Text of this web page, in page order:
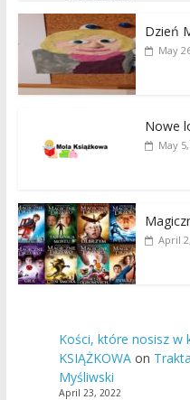
Dzień
May
Nowe
May
April
Kości, które nosisz w
KSIĄŻKOWA on
Myśliwski
April 23, 2022